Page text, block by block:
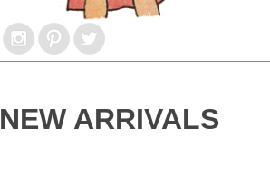
NEW ARRIVALS